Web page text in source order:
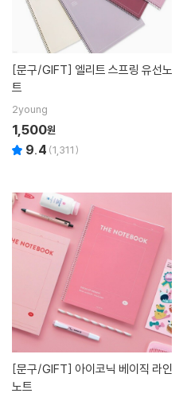
[문구/GIFT]
트
2young
1,500원
9.4 (1,311)
[문구/GIFT]
노트